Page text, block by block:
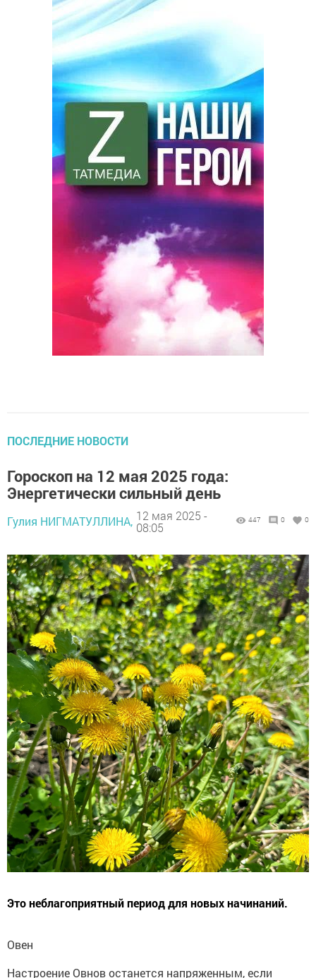
ПОСЛЕДНИЕ НОВОСТИ
Гороскоп на 12 мая 2025 года:
Энергетически сильный день
Гулия НИГМАТУЛЛИНА, 12 мая 2025 -
08:05
447 0 0
Это неблагоприятный период для новых начинаний.
Овен
Настроение Овнов останется напряженным, если